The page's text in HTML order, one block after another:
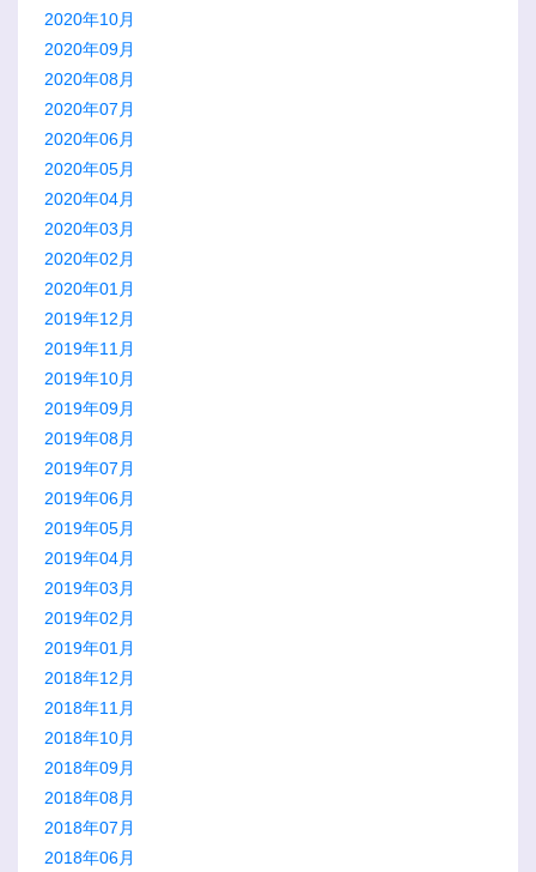
2020年10月
2020年09月
2020年08月
2020年07月
2020年06月
2020年05月
2020年04月
2020年03月
2020年02月
2020年01月
2019年12月
2019年11月
2019年10月
2019年09月
2019年08月
2019年07月
2019年06月
2019年05月
2019年04月
2019年03月
2019年02月
2019年01月
2018年12月
2018年11月
2018年10月
2018年09月
2018年08月
2018年07月
2018年06月